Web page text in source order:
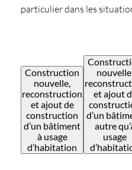
particulier dans les
Construction
nouvelle,
reconstruction
et ajout de
construction
d’un bâtiment
à usage
d’habitation
nouvelle,
et ajout
d’un
autre
usage